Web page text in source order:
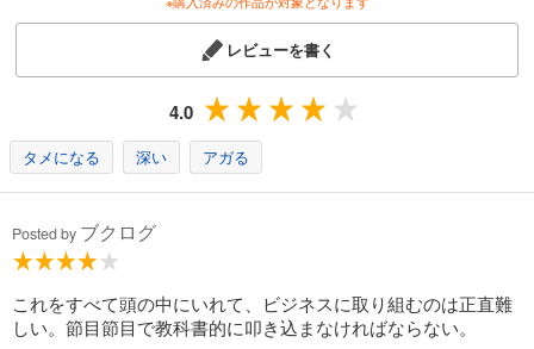
レビューを書く
4.0
タメになる 深い アガる
Posted by ブクログ
これをすべて頭の中にいれて、ビジネスに取り組むのは正直難
しい。節目節目で教科書的に叩き込まなければならない。